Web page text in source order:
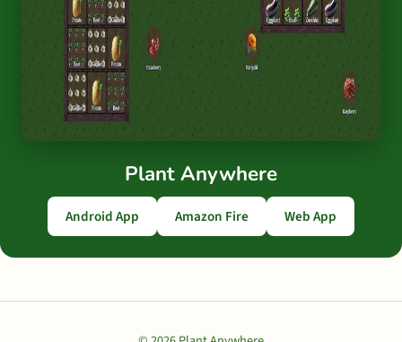
Plant Anywhere
Android App Amazon Fire Web App